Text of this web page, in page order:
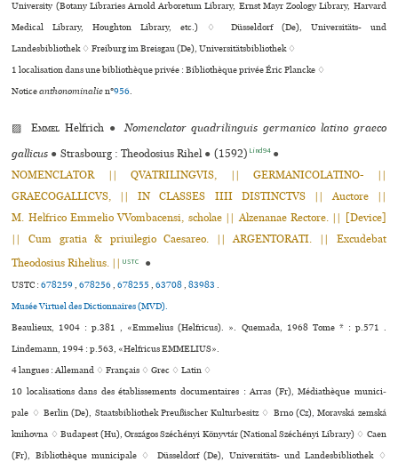
University (Botany Libraries Arnold Arboretum Library, Ernst Mayr Zoology Library, Harvard
Medical Library, Houghton Library, etc.) ♢ Düsseldorf (De), Universitäts- und
Landesbibliothek ♢ Freiburg im Breisgau (De), Universitätsbibliothek ♢
1 localisation dans une bibliothèque privée : Bibliothèque privée Éric Plancke ♢
Noticeanthonominalien°956.
▨Emmel Helfrich ●
Nomenclator quadrilinguis germanico latino graeco
gallicus ● Strasbourg : Theodosius Rihel ● (1592) Lind94 ●
NOMENCLATOR || QVATRILINGVIS, || GERMANICOLATINO- ||
GRAECOGALLICVS, || IN CLASSES IIII DISTINCTVS || Auctore ||
M. Helfrico Emmelio VVombacensi, scholae || Alzenanae Rectore. || [Device]
|| Cum gratia & priuilegio Caesareo. || ARGENTORATI. || Excudebat
Theodosius Rihelius. ||
USTC ●
USTC :678259,678256,678255,63708,83983.
Musée Virtuel des Dictionnaires (MVD).
Beaulieux, 1904 : p.381 , «Emmelius (Helfricus). ». Quemada, 1968 Tome * : p.571 .
Lindemann, 1994 : p.563, «Helfricus EMMELIUS».
4 langues :Allemand ♢Français ♢Grec ♢Latin ♢
10 localisations dans des établissements documentaires : Arras (Fr), Médiathèque muni­ci­
pale ♢ Berlin (De), Staatsbibliothek Preußischer Kulturbesitz ♢ Brno (Cz), Moravská zemská
kni­hovna ♢ Budapest (Hu), Országos Széchényi Könyvtár (National Széchényi Library) ♢ Caen
(Fr), Bibliothèque muni­ci­pale ♢ Düsseldorf (De), Universitäts- und Landesbibliothek ♢